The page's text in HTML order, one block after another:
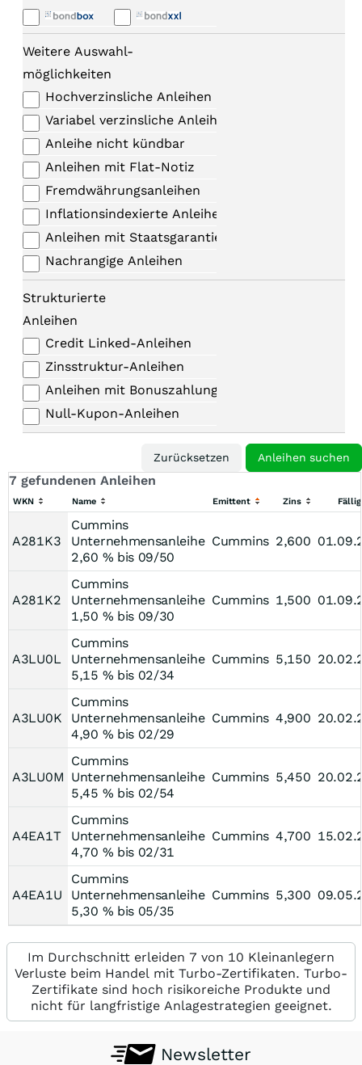
Weitere Auswahl-
möglichkeiten
Hochverzinsliche Anleihen
Variabel verzinsliche Anleihen
Anleihe nicht kündbar
Anleihen mit Flat-Notiz
Fremdwährungsanleihen
Inflationsindexierte Anleihen
Anleihen mit Staatsgarantie
Nachrangige Anleihen
Strukturierte
Anleihen
Credit Linked-Anleihen
Zinsstruktur-Anleihen
Anleihen mit Bonuszahlungen
Null-Kupon-Anleihen
7 gefundenen Anleihen
WKN Name Emittent Zins
A281K3
Cummins
Unternehmensanleihe
2,60 % bis 09/50
Cummins 2,600
A281K2
Cummins
Unternehmensanleihe
1,50 % bis 09/30
Cummins 1,500
A3LU0L
Cummins
Unternehmensanleihe
5,15 % bis 02/34
Cummins 5,150
A3LU0K
Cummins
Unternehmensanleihe
4,90 % bis 02/29
Cummins 4,900
A3LU0M
Cummins
Unternehmensanleihe
5,45 % bis 02/54
Cummins 5,450
A4EA1T
Cummins
Unternehmensanleihe
4,70 % bis 02/31
Cummins 4,700
A4EA1U
Cummins
Unternehmensanleihe
5,30 % bis 05/35
Cummins 5,300
Im Durchschnitt erleiden 7 von 10 Kleinanlegern
Verluste beim Handel mit Turbo-Zertifikaten. Turbo-
Zertifikate sind hoch risikoreiche Produkte und
nicht für langfristige Anlagestrategien geeignet.
Newsletter